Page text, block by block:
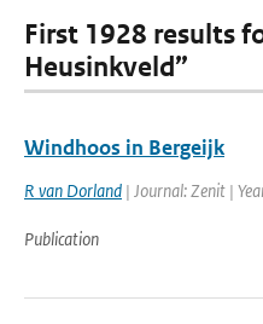
First 1928 results
Heusinkveld”
Windhoos in Bergeijk
R van Dorland | Journal: Zenit |
Publication